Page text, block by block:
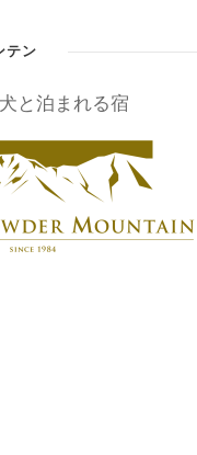
テン
と泊まれる宿